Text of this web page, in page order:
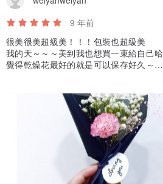
9 年前
很美很美超級美！！！包裝也超級美
我的天～～～美到我也想買一束給自己
覺得乾燥花最好的就是可以保存好久～
以後一定回購回購再回購??????